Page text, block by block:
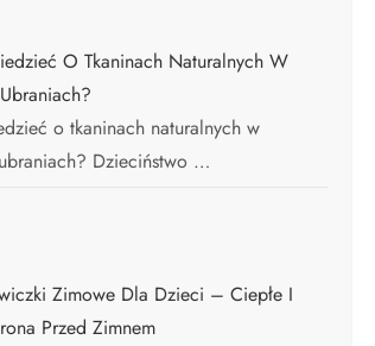
O Tkaninach Naturalnych W
o tkaninach naturalnych w
Dzieciństwo …
Zimowe Dla Dzieci – Ciepłe I
Przed Zimnem